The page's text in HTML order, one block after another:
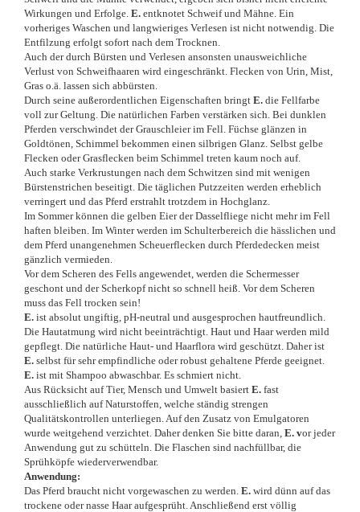
Wirkungen und Erfolge. E. entknotet Schweif und Mähne. Ein
vorheriges Waschen und langwieriges Verlesen ist nicht notwendig. Die
Entfilzung erfolgt sofort nach dem Trocknen.
Auch der durch Bürsten und Verlesen ansonsten unausweichliche
Verlust von Schweifhaaren wird eingeschränkt. Flecken von Urin, Mist,
Gras o.ä. lassen sich abbürsten.
Durch seine außerordentlichen Eigenschaften bringt E. die Fellfarbe
voll zur Geltung. Die natürlichen Farben verstärken sich. Bei dunklen
Pferden verschwindet der Grauschleier im Fell. Füchse glänzen in
Goldtönen, Schimmel bekommen einen silbrigen Glanz. Selbst gelbe
Flecken oder Grasflecken beim Schimmel treten kaum noch auf.
Auch starke Verkrustungen nach dem Schwitzen sind mit wenigen
Bürstenstrichen beseitigt. Die täglichen Putzzeiten werden erheblich
verringert und das Pferd erstrahlt trotzdem in Hochglanz.
Im Sommer können die gelben Eier der Dasselfliege nicht mehr im Fell
haften bleiben. Im Winter werden im Schulterbereich die hässlichen und
dem Pferd unangenehmen Scheuerflecken durch Pferdedecken meist
gänzlich vermieden.
Vor dem Scheren des Fells angewendet, werden die Schermesser
geschont und der Scherkopf nicht so schnell heiß. Vor dem Scheren
muss das Fell trocken sein!
E. ist absolut ungiftig, pH-neutral und ausgesprochen hautfreundlich.
Die Hautatmung wird nicht beeinträchtigt. Haut und Haar werden mild
gepflegt. Die natürliche Haut- und Haarflora wird geschützt. Daher ist
E. selbst für sehr empfindliche oder robust gehaltene Pferde geeignet.
E. ist mit Shampoo abwaschbar. Es schmiert nicht.
Aus Rücksicht auf Tier, Mensch und Umwelt basiert E. fast
ausschließlich auf Naturstoffen, welche ständig strengen
Qualitätskontrollen unterliegen. Auf den Zusatz von Emulgatoren
wurde weitgehend verzichtet. Daher denken Sie bitte daran, E. vor jeder
Anwendung gut zu schütteln. Die Flaschen sind nachfüllbar, die
Sprühköpfe wiederverwendbar.
Anwendung:
Das Pferd braucht nicht vorgewaschen zu werden. E. wird dünn auf das
trockene oder nasse Haar aufgesprüht. Anschließend erst völlig